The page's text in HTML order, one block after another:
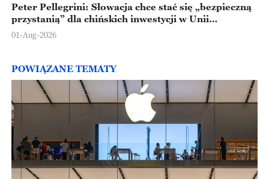
Peter Pellegrini: Słowacja chce stać się „bezpieczną
przystanią” dla chińskich inwestycji w Unii
Europejskiej
01-Aug-2026
POWIĄZANE TEMATY